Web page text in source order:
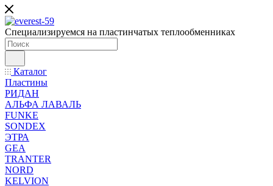
Специализируемся на пластинчатых теплообменниках
Каталог
Пластины
РИДАН
АЛЬФА ЛАВАЛЬ
FUNKE
SONDEX
ЭТРА
GEA
TRANTER
NORD
KELVION